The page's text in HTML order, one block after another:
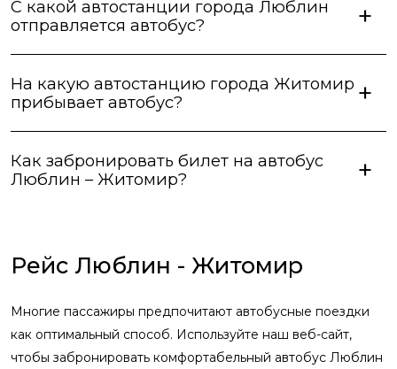
С какой автостанции города Люблин
отправляется автобус?
На какую автостанцию города Житомир
прибывает автобус?
Как забронировать билет на автобус
Люблин – Житомир?
Рейс Люблин - Житомир
Многие пассажиры предпочитают автобусные поездки
как оптимальный способ. Используйте наш веб-сайт,
чтобы забронировать комфортабельный автобус Люблин